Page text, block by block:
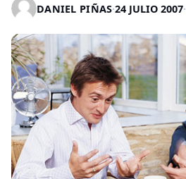
DANIEL PIÑAS·24 JULIO 2007·